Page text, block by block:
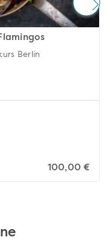
Berlin
100,00 €